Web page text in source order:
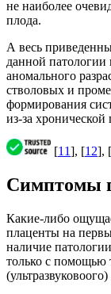
не наиболее
плода.
А весь
данной патологии
аномального
стволовых и
формирования
из-за
[11], [12], [
Симптомы
Какие-либо
плаценты на
наличие
только с помощью